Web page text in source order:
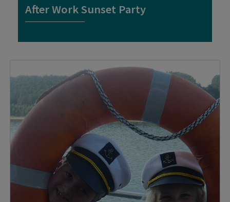
After Work Sunset Party